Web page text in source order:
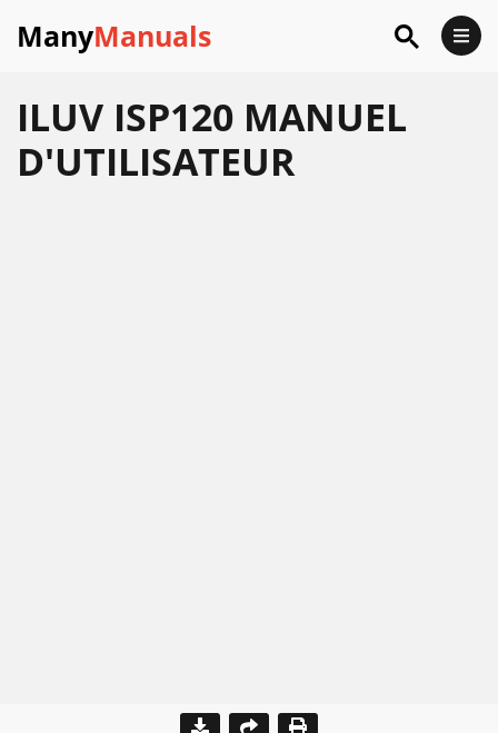
ManyManuals
ILUV ISP120 MANUEL
D'UTILISATEUR